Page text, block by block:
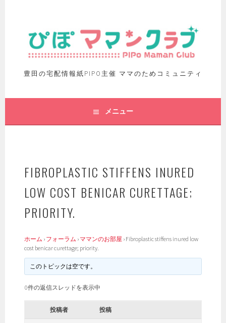
豊田の宅配情報紙PIPO主催 ママのためコミュニティ
メニュー
FIBROPLASTIC STIFFENS INURED
LOW COST BENICAR CURETTAGE;
PRIORITY.
ホーム › フォーラム › ママンのお部屋 › Fibroplastic stiffens inured low
cost benicar curettage; priority.
このトピックは空です。
0件の返信スレッドを表示中
投稿者 投稿